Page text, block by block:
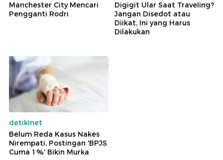
Manchester City Mencari
Pengganti Rodri
Digigit Ular Saat Traveling?
Jangan Disedot atau
Diikat, Ini yang Harus
Dilakukan
detikInet
Belum Reda Kasus Nakes
Nirempati, Postingan 'BPJS
Cuma 1%' Bikin Murka